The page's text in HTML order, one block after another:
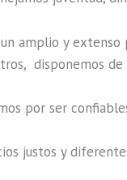
amplio y
disponemos
por ser
justos y